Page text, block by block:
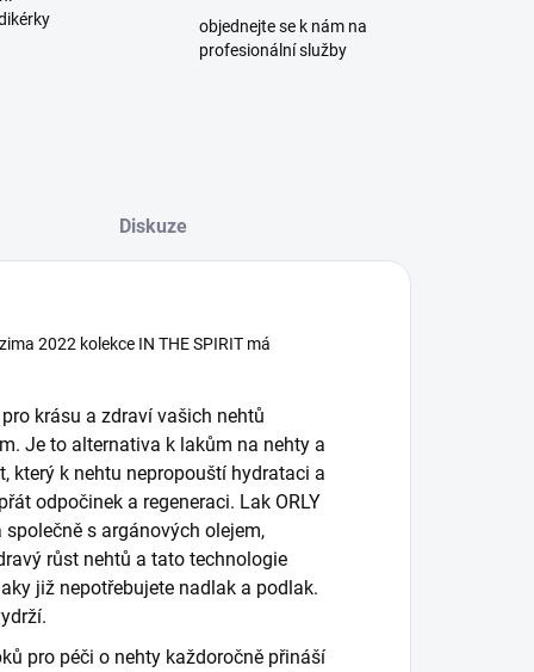
objednejte se k nám na
profesionální služby
Diskuze
2022 kolekce IN THE SPIRIT má
krásu a zdraví vašich nehtů
Je to alternativa k lakům na nehty a
který k nehtu nepropouští hydrataci a
odpočinek a regeneraci. Lak ORLY
s argánových olejem,
růst nehtů a tato technologie
již nepotřebujete nadlak a podlak.
pro péči o nehty každoročně přináší